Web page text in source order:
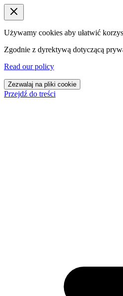
Używamy cookies aby ułatwić
Zgodnie z dyrektywą dotyczącą
Read our policy
Zezwalaj na pliki cookie
Przejdź do treści